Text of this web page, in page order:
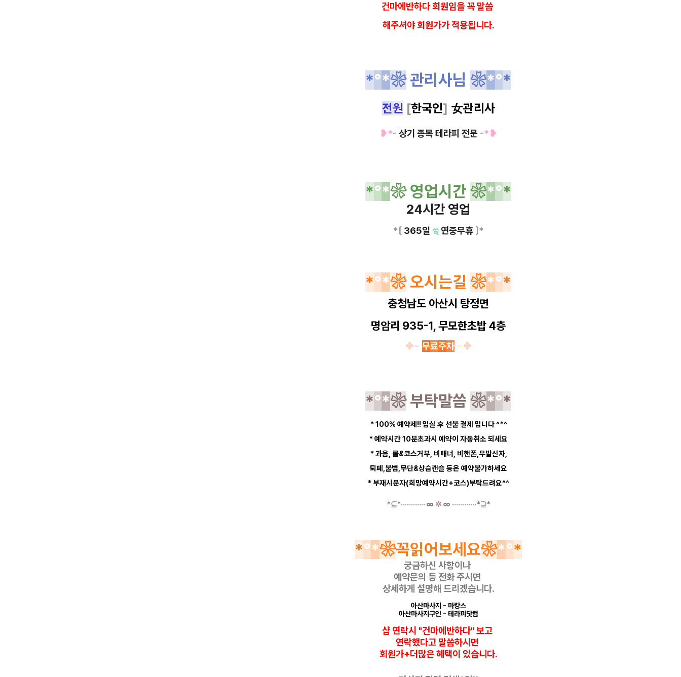
건마에반하다 회원임을 꼭 말씀
해주셔야 회원가가 적용됩니다.
*°*❀관리사님 ❀*°*
전원 [한국인] 女관리사
❥*- 상기 종목 테라피 전문 -*❥
*°*❀ 영업시간 ❀*°*
24시간 영업
*〔 365일 ಇ연중무휴 〕*
*°*❀오시는길 ❀*°*
충청남도 아산시 탕정면
명암리 935-1, 무모한초밥 4층
✤~ 무료주차 ~✤
*°*❀부탁말씀 ❀*°*
* 100% 예약제!! 입실 후 선불 결제 입니다 ^*^
* 예약시간 10분초과시 예약이 자동취소 되세요
* 과음, 룰&코스거부, 비매너, 비핸폰,무발신자,
퇴폐,불법,무단&상습캔슬 등은 예약불가하세요
* 부재시문자(희망예약시간+코스)부탁드려요^^
*⊆*············ ∞ ✲ ∞ ············*⊇*
*°*❀꼭읽어보세요❀*°*
궁금하신 사항이나
예약문의 등전화 주시면
상세하게 설명해 드리겠습니다.
아산마사지 - 마캉스
아산마사지구인 - 테라피닷컴
샵 연락시 "건마에반하다" 보고
연락했다고 말씀하시면
회원가+더많은 혜택이 있습니다.